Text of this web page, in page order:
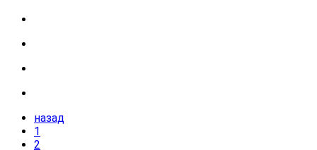
назад
1
2